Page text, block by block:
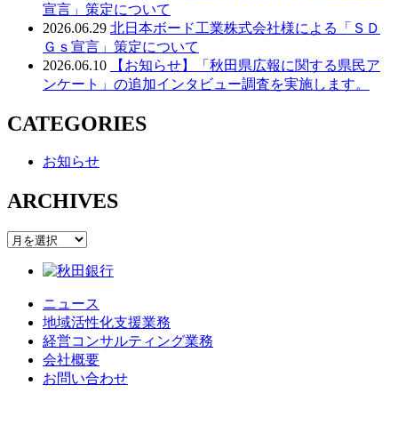
宣言」策定について
2026.06.29 北日本ボード工業株式会社様による「ＳＤ
Ｇｓ宣言」策定について
2026.06.10
【お知らせ】「秋田県広報に関する県民ア
ンケート」の追加インタビュー調査を実施します。
CATEGORIES
お知らせ
ARCHIVES
ARCHIVES
ニュース
地域活性化支援業務
経営コンサルティング業務
会社概要
お問い合わせ